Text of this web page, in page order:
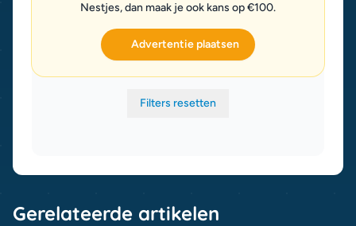
Nestjes, dan maak je ook kans op €100.
Advertentie plaatsen
Filters resetten
Gerelateerde artikelen